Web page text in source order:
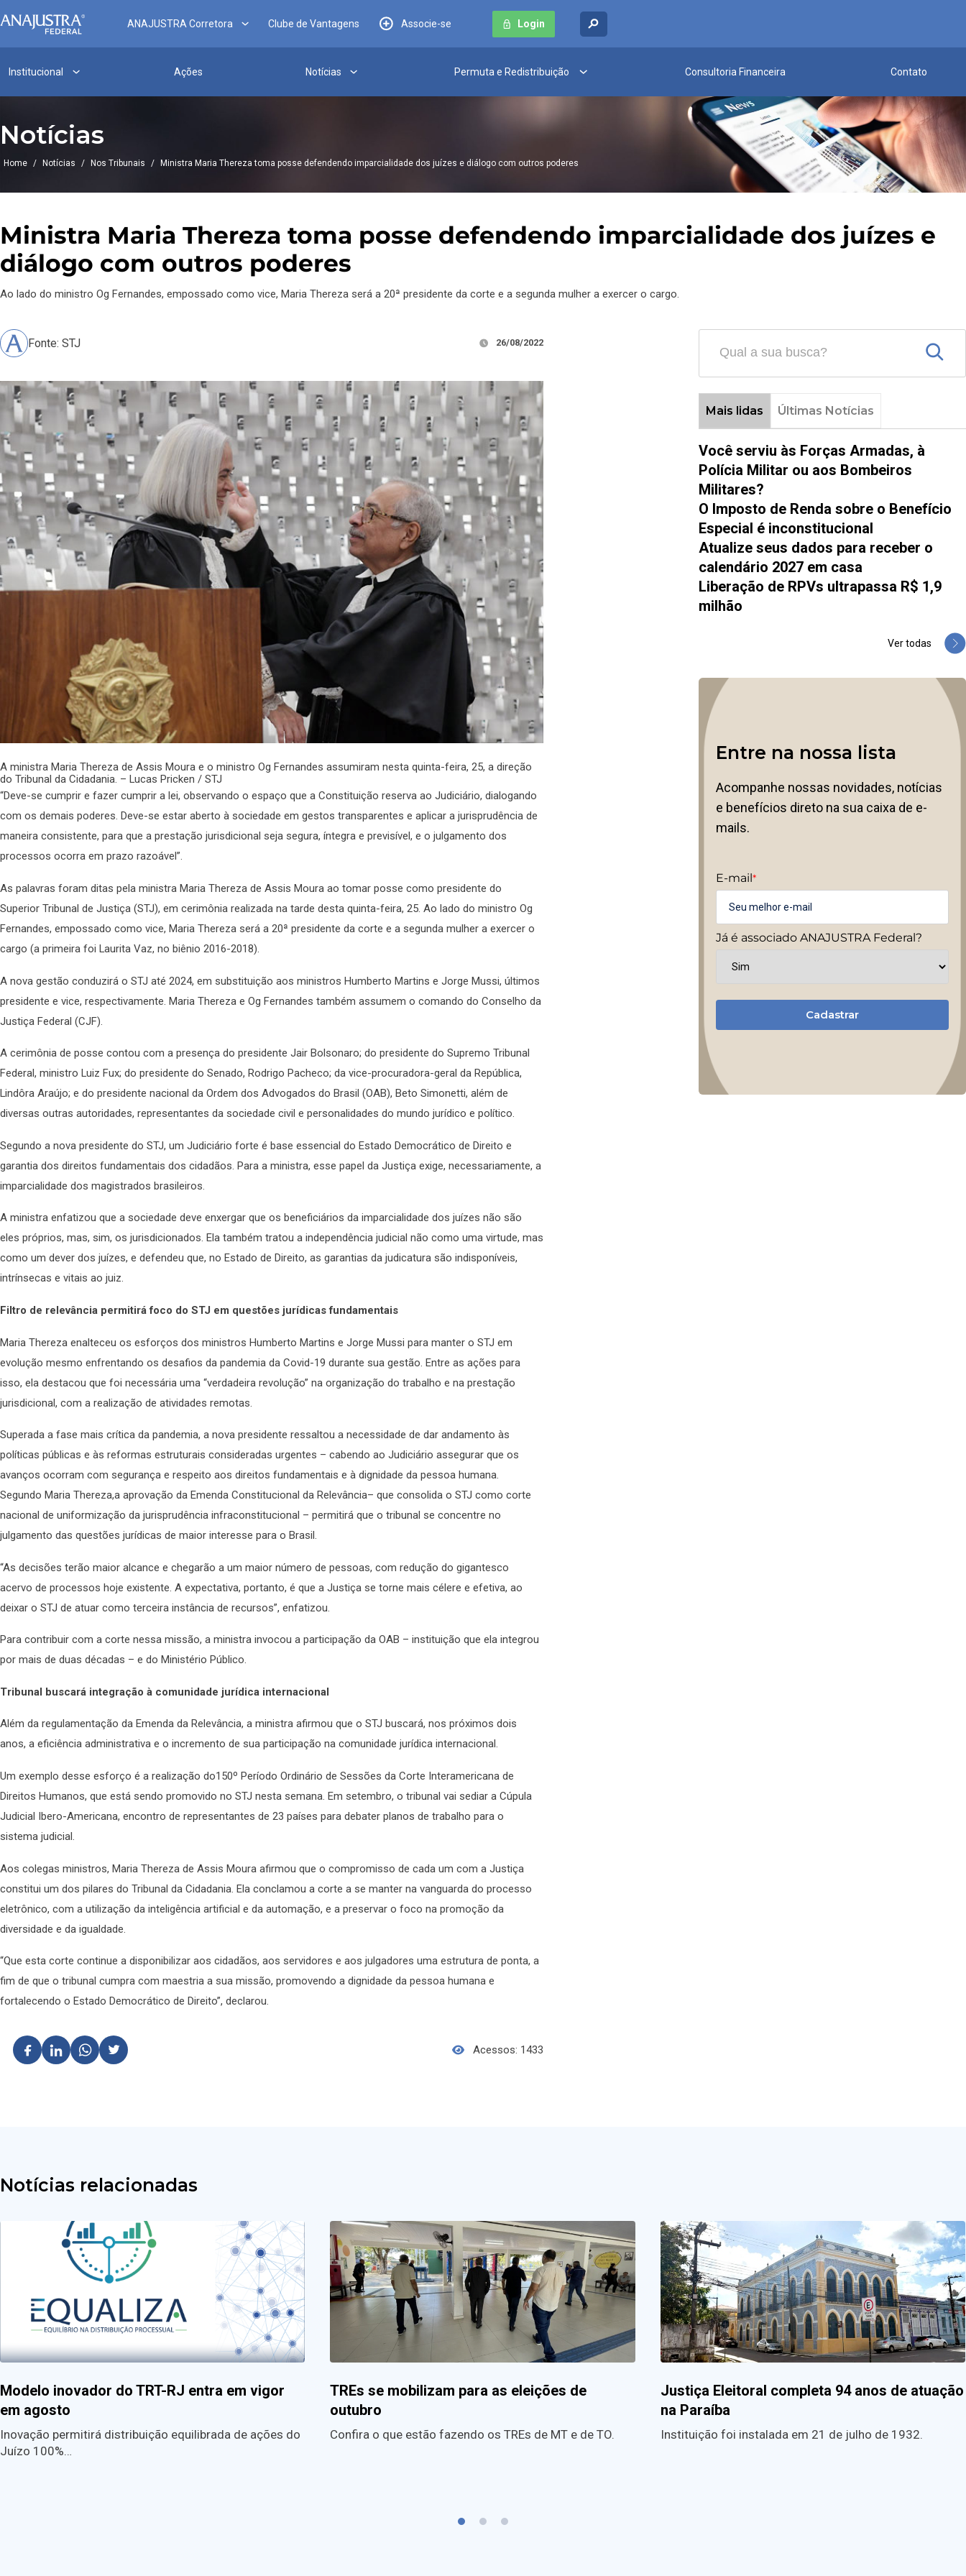
ANAJUSTRA Corretora Clube de Vantagens Associe-se Login
Institucional Ações Notícias Permuta e Redistribuição Consultoria Financeira Contato
Notícias
Home / Notícias / Nos Tribunais / Ministra Maria Thereza toma posse defendendo imparcialidade dos juízes e diálogo com outros poderes
Ministra Maria Thereza toma posse defendendo imparcialidade dos juízes e
diálogo com outros poderes
Ao lado do ministro Og Fernandes, empossado como vice, Maria Thereza será a 20ª presidente da corte e a segunda mulher a exercer o cargo.
Fonte: STJ 26/08/2022
A ministra Maria Thereza de Assis Moura e o ministro Og Fernandes assumiram nesta quinta-feira, 25, a direção
do Tribunal da Cidadania. – Lucas Pricken / STJ
“Deve-se cumprir e fazer cumprir a lei, observando o espaço que a Constituição reserva ao Judiciário, dialogando
com os demais poderes. Deve-se estar aberto à sociedade em gestos transparentes e aplicar a jurisprudência de
maneira consistente, para que a prestação jurisdicional seja segura, íntegra e previsível, e o julgamento dos
processos ocorra em prazo razoável”.
As palavras foram ditas pela ministra Maria Thereza de Assis Moura ao tomar posse como presidente do
Superior Tribunal de Justiça (STJ), em cerimônia realizada na tarde desta quinta-feira, 25. Ao lado do ministro Og
Fernandes, empossado como vice, Maria Thereza será a 20ª presidente da corte e a segunda mulher a exercer o
cargo (a primeira foi Laurita Vaz, no biênio 2016-2018).
A nova gestão conduzirá o STJ até 2024, em substituição aos ministros Humberto Martins e Jorge Mussi, últimos
presidente e vice, respectivamente. Maria Thereza e Og Fernandes também assumem o comando do Conselho da
Justiça Federal (CJF).
A cerimônia de posse contou com a presença do presidente Jair Bolsonaro; do presidente do Supremo Tribunal
Federal, ministro Luiz Fux; do presidente do Senado, Rodrigo Pacheco; da vice-procuradora-geral da República,
Lindôra Araújo; e do presidente nacional da Ordem dos Advogados do Brasil (OAB), Beto Simonetti, além de
diversas outras autoridades, representantes da sociedade civil e personalidades do mundo jurídico e político.
Segundo a nova presidente do STJ, um Judiciário forte é base essencial do Estado Democrático de Direito e
garantia dos direitos fundamentais dos cidadãos. Para a ministra, esse papel da Justiça exige, necessariamente, a
imparcialidade dos magistrados brasileiros.
A ministra enfatizou que a sociedade deve enxergar que os beneficiários da imparcialidade dos juízes não são
eles próprios, mas, sim, os jurisdicionados. Ela também tratou a independência judicial não como uma virtude, mas
como um dever dos juízes, e defendeu que, no Estado de Direito, as garantias da judicatura são indisponíveis,
intrínsecas e vitais ao juiz.
Filtro de relevância permitirá foco do STJ em questões jurídicas fundamentais
Maria Thereza enalteceu os esforços dos ministros Humberto Martins e Jorge Mussi para manter o STJ em
evolução mesmo enfrentando os desafios da pandemia da Covid-19 durante sua gestão. Entre as ações para
isso, ela destacou que foi necessária uma “verdadeira revolução” na organização do trabalho e na prestação
jurisdicional, com a realização de atividades remotas.
Superada a fase mais crítica da pandemia, a nova presidente ressaltou a necessidade de dar andamento às
políticas públicas e às reformas estruturais consideradas urgentes – cabendo ao Judiciário assegurar que os
avanços ocorram com segurança e respeito aos direitos fundamentais e à dignidade da pessoa humana.
Segundo Maria Thereza,a aprovação da Emenda Constitucional da Relevância– que consolida o STJ como corte
nacional de uniformização da jurisprudência infraconstitucional – permitirá que o tribunal se concentre no
julgamento das questões jurídicas de maior interesse para o Brasil.
“As decisões terão maior alcance e chegarão a um maior número de pessoas, com redução do gigantesco
acervo de processos hoje existente. A expectativa, portanto, é que a Justiça se torne mais célere e efetiva, ao
deixar o STJ de atuar como terceira instância de recursos”, enfatizou.
Para contribuir com a corte nessa missão, a ministra invocou a participação da OAB – instituição que ela integrou
por mais de duas décadas – e do Ministério Público.
Tribunal buscará integração à comunidade jurídica internacional
Além da regulamentação da Emenda da Relevância, a ministra afirmou que o STJ buscará, nos próximos dois
anos, a eficiência administrativa e o incremento de sua participação na comunidade jurídica internacional.
Um exemplo desse esforço é a realização do150º Período Ordinário de Sessões da Corte Interamericana de
Direitos Humanos, que está sendo promovido no STJ nesta semana. Em setembro, o tribunal vai sediar a Cúpula
Judicial Ibero-Americana, encontro de representantes de 23 países para debater planos de trabalho para o
sistema judicial.
Aos colegas ministros, Maria Thereza de Assis Moura afirmou que o compromisso de cada um com a Justiça
constitui um dos pilares do Tribunal da Cidadania. Ela conclamou a corte a se manter na vanguarda do processo
eletrônico, com a utilização da inteligência artificial e da automação, e a preservar o foco na promoção da
diversidade e da igualdade.
“Que esta corte continue a disponibilizar aos cidadãos, aos servidores e aos julgadores uma estrutura de ponta, a
fim de que o tribunal cumpra com maestria a sua missão, promovendo a dignidade da pessoa humana e
fortalecendo o Estado Democrático de Direito”, declarou.
Acessos: 1433
Mais lidas Últimas Notícias
Você serviu às Forças Armadas, à
Polícia Militar ou aos Bombeiros
Militares?
O Imposto de Renda sobre o Benefício
Especial é inconstitucional
Atualize seus dados para receber o
calendário 2027 em casa
Liberação de RPVs ultrapassa R$ 1,9
milhão
Ver todas
Entre na nossa lista
Acompanhe nossas novidades, notícias
e benefícios direto na sua caixa de e-
mails.
E-mail *
Já é associado ANAJUSTRA Federal?
Cadastrar
Notícias relacionadas
Modelo inovador do TRT-RJ entra em vigor
em agosto
Inovação permitirá distribuição equilibrada de ações do
Juízo 100%…
TREs se mobilizam para as eleições de
outubro
Confira o que estão fazendo os TREs de MT e de TO.
Justiça Eleitoral completa 94 anos de atuação
na Paraíba
Instituição foi instalada em 21 de julho de 1932.